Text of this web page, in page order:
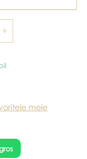
mele